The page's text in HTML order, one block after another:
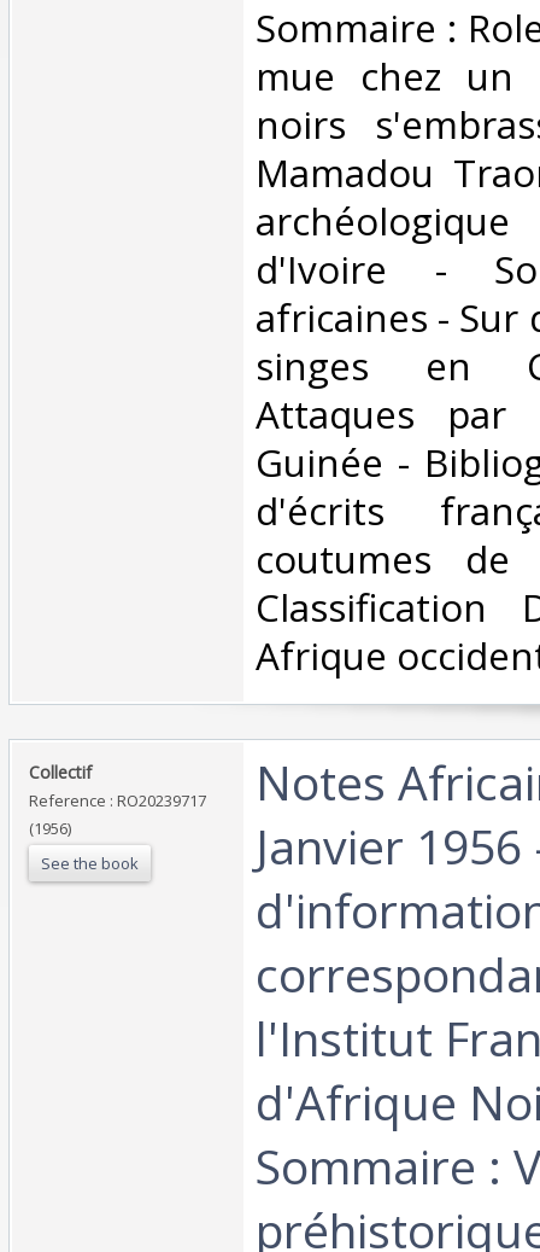
‎Sommaire :
mue chez un
noirs
Mamadou
d'Ivoire -
africaines - Sur
singes en
Attaques par
Guinée -
d'écrits
coutumes
Classification
Afrique
‎Collectif‎
Reference : RO20239717
(1956)
See the book
‎Notes
Janvier
l'Institut
d'Afrique
Sommaire :